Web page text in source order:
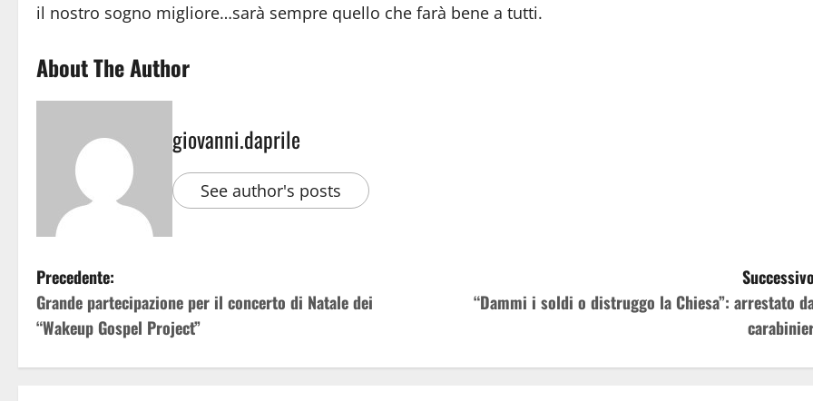
il nostro sogno migliore…sarà sempre quello che farà bene a tutti.
About The Author
giovanni.daprile
See author's posts
Precedente:
Grande partecipazione per il concerto di Natale dei
“Wakeup Gospel Project”
“Dammi i soldi o distruggo la Chiesa”: arrestato